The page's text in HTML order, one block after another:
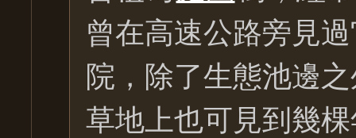
曾在高速公路旁見
院，除了生態池邊
草地上也可見到幾